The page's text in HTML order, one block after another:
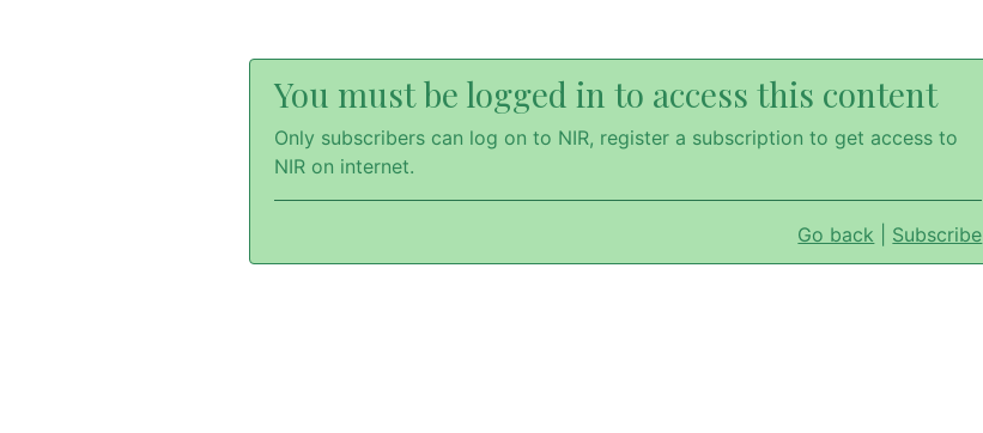
You must be logged in to access this content
Only subscribers can log on to NIR, register a subscription to get access to
NIR on internet.
Go back Subscribe